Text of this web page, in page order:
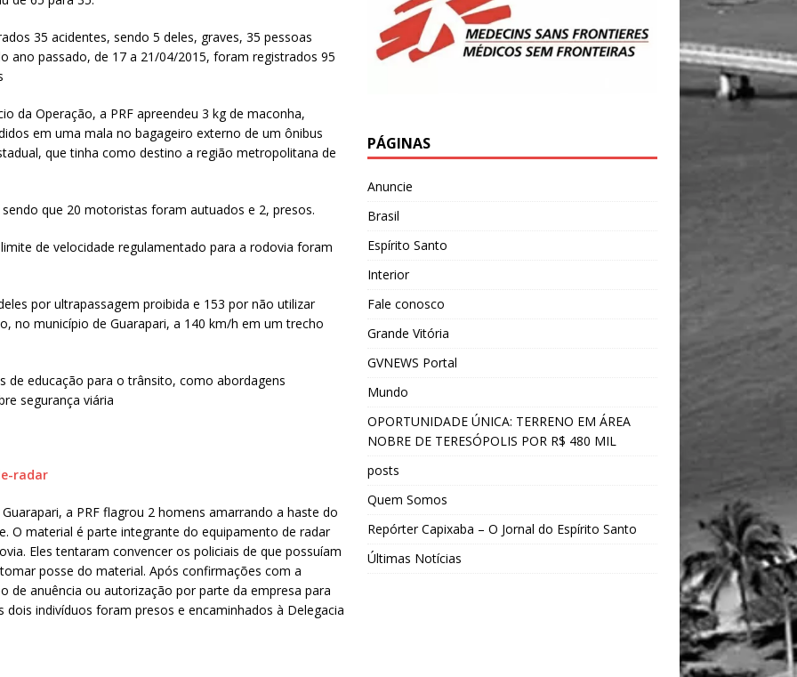
35 acidentes, sendo 5 deles, graves, 35 pessoas
ano passado, de 17 a 21/04/2015, foram registrados 95
da Operação, a PRF apreendeu 3 kg de maconha,
em uma mala no bagageiro externo de um ônibus
que tinha como destino a região metropolitana de
que 20 motoristas foram autuados e 2, presos.
de velocidade regulamentado para a rodovia foram
por ultrapassagem proibida e 153 por não utilizar
no município de Guarapari, a 140 km/h em um trecho
de educação para o trânsito, como abordagens
segurança viária
a PRF flagrou 2 homens amarrando a haste do
O material é parte integrante do equipamento de radar
Eles tentaram convencer os policiais de que possuíam
posse do material. Após confirmações com a
de anuência ou autorização por parte da empresa para
indivíduos foram presos e encaminhados à Delegacia
PÁGINAS
Anuncie
Brasil
Espírito Santo
Interior
Fale conosco
Grande Vitória
GVNEWS Portal
Mundo
OPORTUNIDADE ÚNICA: TERRENO EM ÁREA
NOBRE DE TERESÓPOLIS POR R$ 480 MIL
posts
Quem Somos
Repórter Capixaba – O Jornal do Espírito Santo
Últimas Notícias